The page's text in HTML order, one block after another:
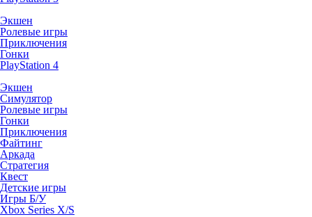
Экшен
Ролевые игры
Приключения
Гонки
PlayStation 4
Экшен
Симулятор
Ролевые игры
Гонки
Приключения
Файтинг
Аркада
Стратегия
Квест
Детские игры
Игры Б/У
Xbox Series X/S